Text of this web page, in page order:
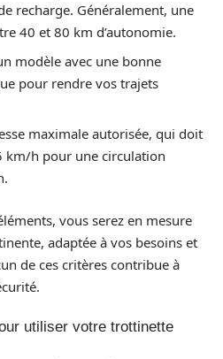
recharge. Généralement, une
40 et 80 km d’autonomie.
modèle avec une bonne
pour rendre vos trajets
maximale autorisée, qui doit
km/h pour une circulation
vous serez en mesure
adaptée à vos besoins et
de ces critères contribue à
utiliser votre trottinette